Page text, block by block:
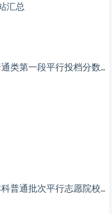
汇总
浙江省2025年普通高校招生普通类第一段平行投档分数线表
上海市2025年普通高校招生本科普通批次平行志愿院校专业组投档分数线